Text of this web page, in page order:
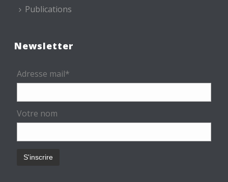
Publications
Newsletter
Adresse mail*
Votre nom